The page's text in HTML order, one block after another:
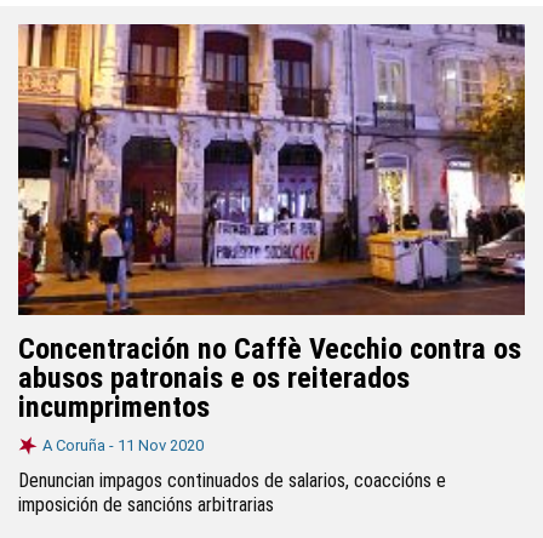
Concentración no Caffè Vecchio contra os
abusos patronais e os reiterados
incumprimentos
A Coruña - 11 Nov 2020
Denuncian impagos continuados de salarios, coaccións e
imposición de sancións arbitrarias